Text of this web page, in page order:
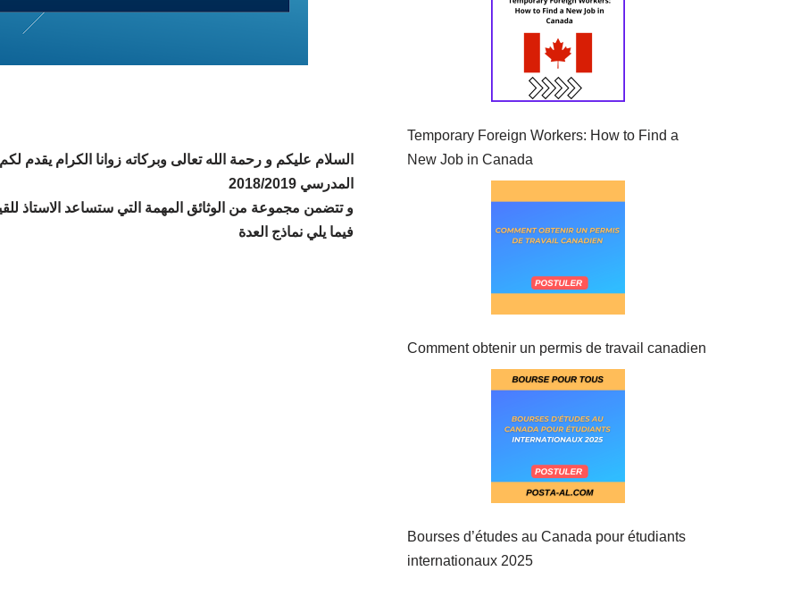
السلام عليكم و رحمة الله تعالى وبركاته زوانا الكرام يقدم
المدرسي 2018/2019
و تتضمن مجموعة من الوثائق المهمة التي ستساعد الاستاذ
فيما يلي نماذج العدة
Temporary Foreign Workers: How to Find a
New Job in Canada
Comment obtenir un permis de travail canadien
Bourses d’études au Canada pour étudiants
internationaux 2025